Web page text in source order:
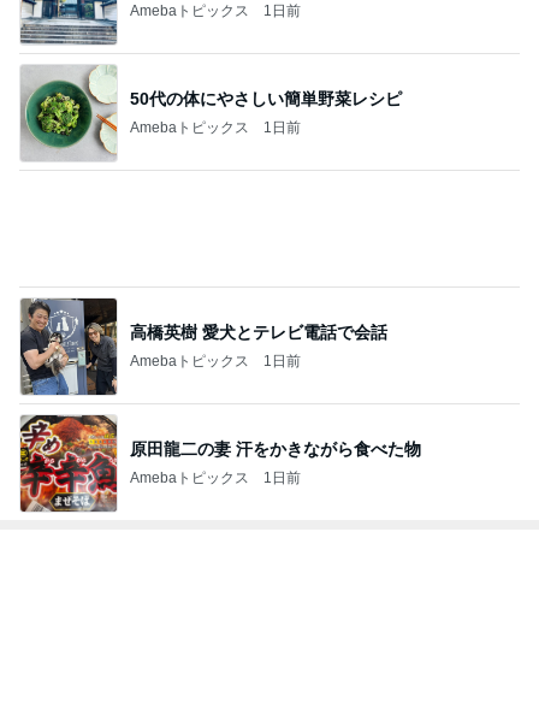
Amebaトピックス 1日前
50代の体にやさしい簡単野菜レシピ
Amebaトピックス 1日前
高橋英樹 愛犬とテレビ電話で会話
Amebaトピックス 1日前
原田龍二の妻 汗をかきながら食べた物
Amebaトピックス 1日前